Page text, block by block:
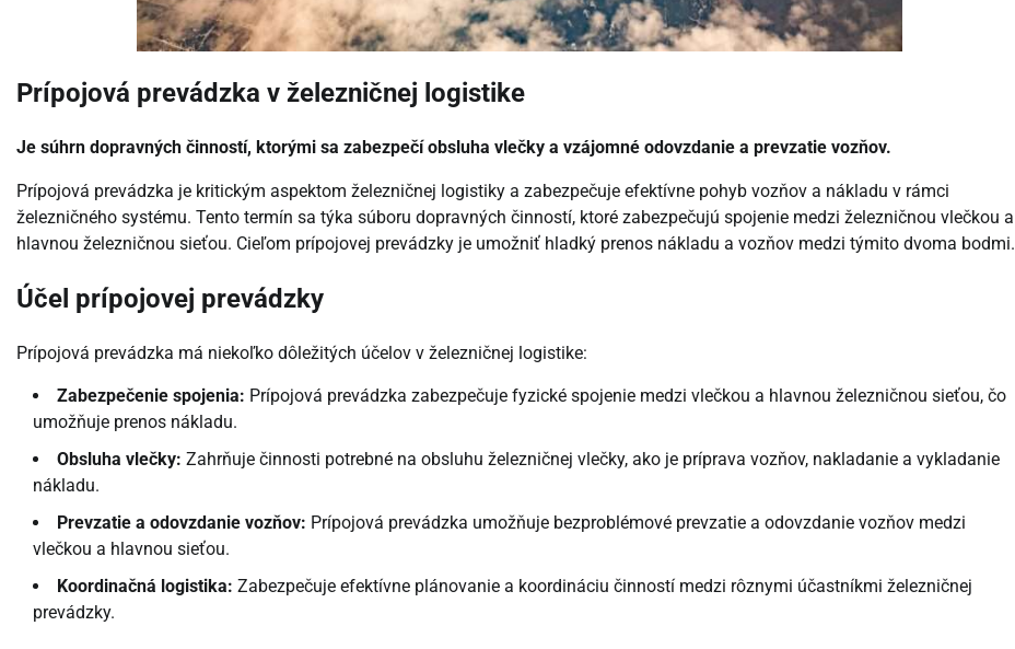
Prípojová prevádzka v železničnej logistike
Je súhrn dopravných činností, ktorými sa zabezpečí obsluha vlečky a vzájomné odovzdanie a prevzatie vozňov.
Prípojová prevádzka je kritickým aspektom železničnej logistiky a zabezpečuje efektívne pohyb vozňov a nákladu v rámci
železničného systému. Tento termín sa týka súboru dopravných činností, ktoré zabezpečujú spojenie medzi železničnou vlečkou a
hlavnou železničnou sieťou. Cieľom prípojovej prevádzky je umožniť hladký prenos nákladu a vozňov medzi týmito dvoma bodmi.
Účel prípojovej prevádzky
Prípojová prevádzka má niekoľko dôležitých účelov v železničnej logistike:
Zabezpečenie spojenia: Prípojová prevádzka zabezpečuje fyzické spojenie medzi vlečkou a hlavnou železničnou sieťou, čo
umožňuje prenos nákladu.
Obsluha vlečky: Zahrňuje činnosti potrebné na obsluhu železničnej vlečky, ako je príprava vozňov, nakladanie a vykladanie
nákladu.
Prevzatie a odovzdanie vozňov: Prípojová prevádzka umožňuje bezproblémové prevzatie a odovzdanie vozňov medzi
vlečkou a hlavnou sieťou.
Koordinačná logistika: Zabezpečuje efektívne plánovanie a koordináciu činností medzi rôznymi účastníkmi železničnej
prevádzky.